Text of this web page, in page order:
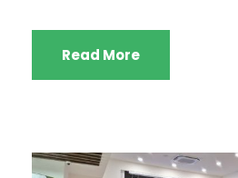
Read More